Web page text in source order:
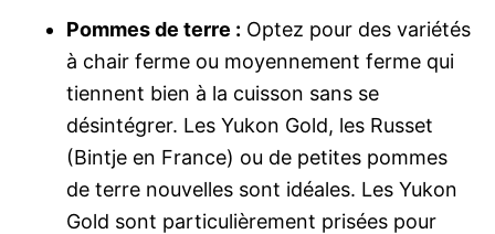
Pommes de terre : Optez pour des variétés
à chair ferme ou moyennement ferme qui
tiennent bien à la cuisson sans se
désintégrer. Les Yukon Gold, les Russet
(Bintje en France) ou de petites pommes
de terre nouvelles sont idéales. Les Yukon
Gold sont particulièrement prisées pour